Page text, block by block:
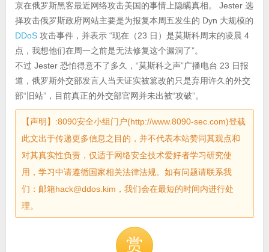
京在俄罗斯黑客最近网络攻击美国的事情上隐瞒真相。 Jester 选
择攻击俄罗斯政府网站主要是为报复本周五发生的 Dyn 大规模的
DDoS攻击事件，并表示 “现在（23 日）是莫斯科周末的凌晨 4
点，我想他们在周一之前是无法修复这个漏洞了”。
不过 Jester 恐怕得意不了多久，“莫斯科之声”广播电台 23 日报
道，俄罗斯外交部发言人当天证实被篡改的只是弃用许久的外交
部“旧站”，目前真正的外交部官网并未出被“攻破”。
【声明】:8090安全小组门户(http://www.8090-sec.com)登载
此文出于传递更多信息之目的，并不代表本站赞同其观点和
对其真实性负责，仅适于网络安全技术爱好者学习研究使
用，学习中请遵循国家相关法律法规。如有问题请联系我
们：邮箱hack@ddos.kim，我们会在最短的时间内进行处
理。
赏